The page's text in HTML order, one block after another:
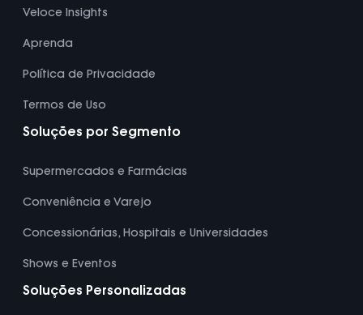
Veloce Insights
Aprenda
Política de Privacidade
Termos de Uso
Soluções por Segmento
Supermercados e Farmácias
Conveniência e Varejo
Concessionárias, Hospitais e Universidades
Shows e Eventos
Soluções Personalizadas